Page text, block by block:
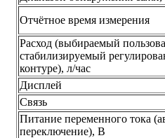
Отчётное время измерения
Расход (выбираемый
стабилизируемый
контуре), л/час
Дисплей
Связь
Питание переменного тока
переключение), В